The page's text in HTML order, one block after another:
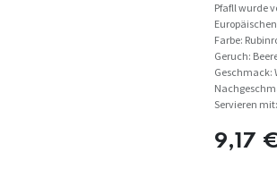
Pfafll wurde
Farbe:
Geruch:
Geschmack:
Servieren
9,17